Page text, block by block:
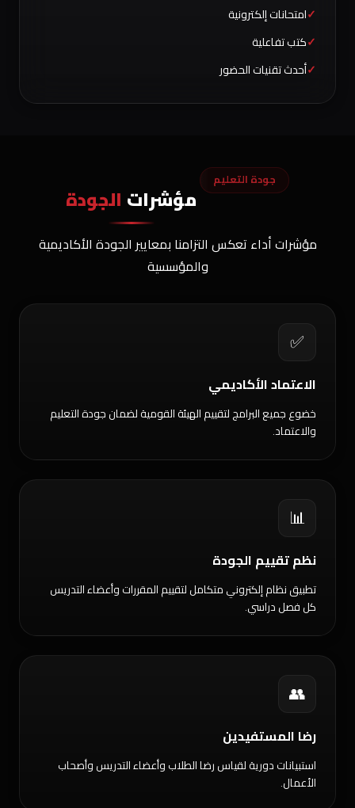
امتحانات إلكترونية
كتب تفاعلية
أحدث تقنيات الحضور
جودة التعليم
مؤشرات الجودة
مؤشرات أداء تعكس التزامنا بمعايير الجودة الأكاديمية
والمؤسسية
✅
الاعتماد الأكاديمي
خضوع جميع البرامج لتقييم الهيئة القومية لضمان جودة التعليم
والاعتماد.
📊
نظم تقييم الجودة
تطبيق نظام إلكتروني متكامل لتقييم المقررات وأعضاء التدريس
كل فصل دراسي.
👥
رضا المستفيدين
استبيانات دورية لقياس رضا الطلاب وأعضاء التدريس وأصحاب
الأعمال.